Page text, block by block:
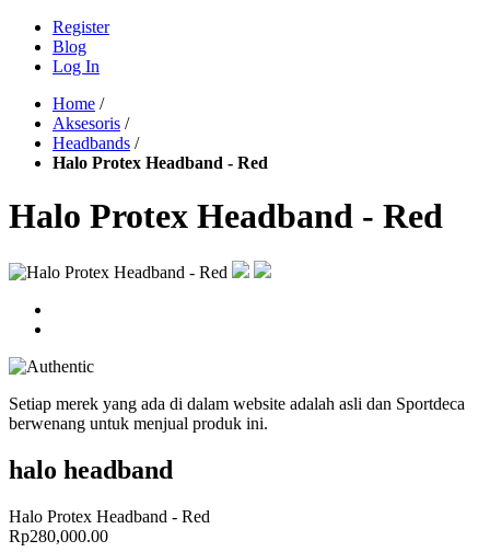
Register
Blog
Log In
Home /
Aksesoris /
Headbands /
Halo Protex Headband - Red
Halo Protex Headband - Red
Setiap merek yang ada di dalam website adalah asli dan Sportdeca
berwenang untuk menjual produk ini.
halo headband
Halo Protex Headband - Red
Rp280,000.00